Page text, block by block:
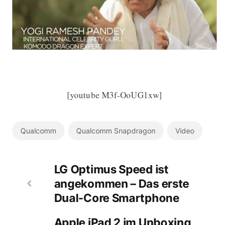
[youtube M3f-OoUG1xw]
Qualcomm Qualcomm Snapdragon Video
LG Optimus Speed ist
angekommen – Das erste
Dual-Core Smartphone
Apple iPad 2 im Unboxing